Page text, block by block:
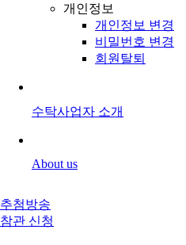
개인정보
개인정보 변경
비밀번호 변경
회원탈퇴
수탁사업자 소개
About us
추첨방송
참관 신청